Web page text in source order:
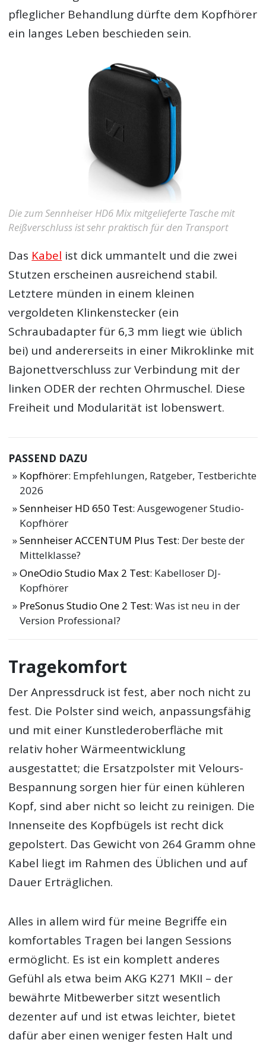
pfleglicher Behandlung dürfte dem Kopfhörer
ein langes Leben beschieden sein.
Die zum Sennheiser HD6 Mix mitgelieferte Tasche mit
Reißverschluss ist sehr praktisch für den Transport
Das Kabel ist dick ummantelt und die zwei
Stutzen erscheinen ausreichend stabil.
Letztere münden in einem kleinen
vergoldeten Klinkenstecker (ein
Schraubadapter für 6,3 mm liegt wie üblich
bei) und andererseits in einer Mikroklinke mit
Bajonettverschluss zur Verbindung mit der
linken ODER der rechten Ohrmuschel. Diese
Freiheit und Modularität ist lobenswert.
PASSEND DAZU
Kopfhörer: Empfehlungen, Ratgeber, Testberichte
2026
Sennheiser HD 650 Test: Ausgewogener Studio-
Kopfhörer
Sennheiser ACCENTUM Plus Test: Der beste der
Mittelklasse?
OneOdio Studio Max 2 Test: Kabelloser DJ-
Kopfhörer
PreSonus Studio One 2 Test: Was ist neu in der
Version Professional?
Tragekomfort
Der Anpressdruck ist fest, aber noch nicht zu
fest. Die Polster sind weich, anpassungsfähig
und mit einer Kunstlederoberfläche mit
relativ hoher Wärmeentwicklung
ausgestattet; die Ersatzpolster mit Velours-
Bespannung sorgen hier für einen kühleren
Kopf, sind aber nicht so leicht zu reinigen. Die
Innenseite des Kopfbügels ist recht dick
gepolstert. Das Gewicht von 264 Gramm ohne
Kabel liegt im Rahmen des Üblichen und auf
Dauer Erträglichen.
Alles in allem wird für meine Begriffe ein
komfortables Tragen bei langen Sessions
ermöglicht. Es ist ein komplett anderes
Gefühl als etwa beim AKG K271 MKII – der
bewährte Mitbewerber sitzt wesentlich
dezenter auf und ist etwas leichter, bietet
dafür aber einen weniger festen Halt und